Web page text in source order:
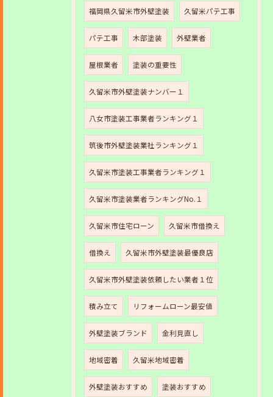
福岡県久留米市外壁塗装 久留米パテ工事
パテ工事 木部塗装 外壁業者
屋根業者 塗装の重要性
久留米市外壁塗装ナンバー１
八女市塗装工事業者ランキング１
筑後市外壁塗装業社ランキング１
久留米市塗装工事業者ランキング１
久留米市塗装業者ランキングNo.１
久留米市住宅ローン 久留米市借換え
借換え 久留米市外壁塗装最優良店
久留米市外壁塗装依頼したい業者１位
積み立て リフォームローン最安値
外壁塗装ブランド 金利見直し
地域密着 久留米地域密着
外壁塗装おすすめ 塗装おすすめ